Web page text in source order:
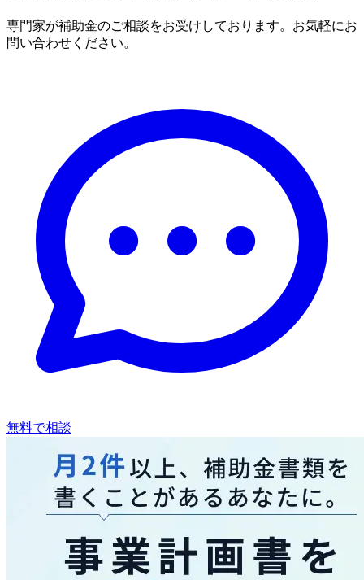
専門家が補助金のご相談をお受けしております。お気軽にお
問い合わせください。
無料で相談